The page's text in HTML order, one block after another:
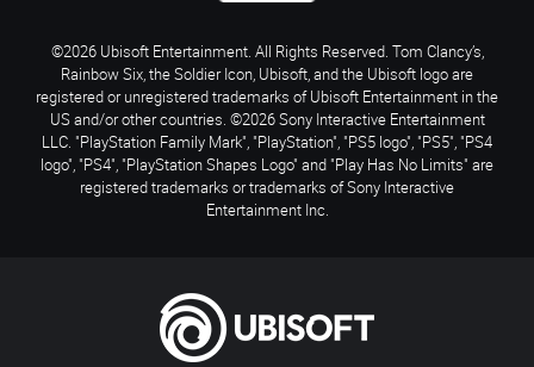
©2026 Ubisoft Entertainment. All Rights Reserved. Tom Clancy’s,
Rainbow Six, the Soldier Icon, Ubisoft, and the Ubisoft logo are
registered or unregistered trademarks of Ubisoft Entertainment in the
US and/or other countries. ©2026 Sony Interactive Entertainment
LLC. "PlayStation Family Mark", "PlayStation", "PS5 logo", "PS5", "PS4
logo", "PS4", "PlayStation Shapes Logo" and "Play Has No Limits" are
registered trademarks or trademarks of Sony Interactive
Entertainment Inc.